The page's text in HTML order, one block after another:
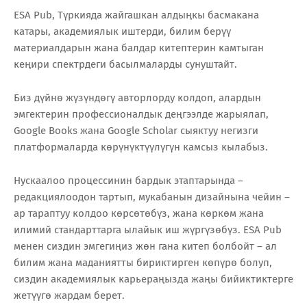
ESA Pub, Түркияда жайгашкан алдыңкы басмакана
катары, академиялык иштерди, билим берүү
материалдарын жана балдар китептерин камтыган
кеңири спектрдеги басылмаларды сунуштайт.
Биз дүйнө жүзүндөгү авторлорду колдоп, алардын
эмгектерин профессионалдык деңгээлде жарыялап,
Google Books жана Google Scholar сыяктуу негизги
платформаларда көрүнүктүүлүгүн камсыз кылабыз.
Нускаалоо процессинин бардык этаптарында –
редакциялоодон тартып, мукабанын дизайнына чейин –
ар тараптуу колдоо көрсөтөбүз, жана көркөм жана
илимий стандарттарга ылайык иш жүргүзөбүз. ESA Pub
менен сиздин эмгегиңиз жөн гана китеп болбойт – ал
билим жана маданиятты бириктирген көпүрө болуп,
сиздин академиялык карьераңызда жаңы бийиктиктерге
жетүүгө жардам берет.